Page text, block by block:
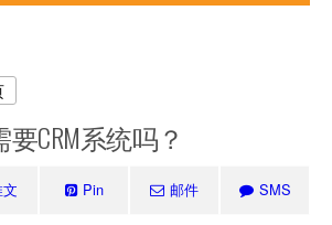
CRM系统吗？
Pin 邮件 SMS